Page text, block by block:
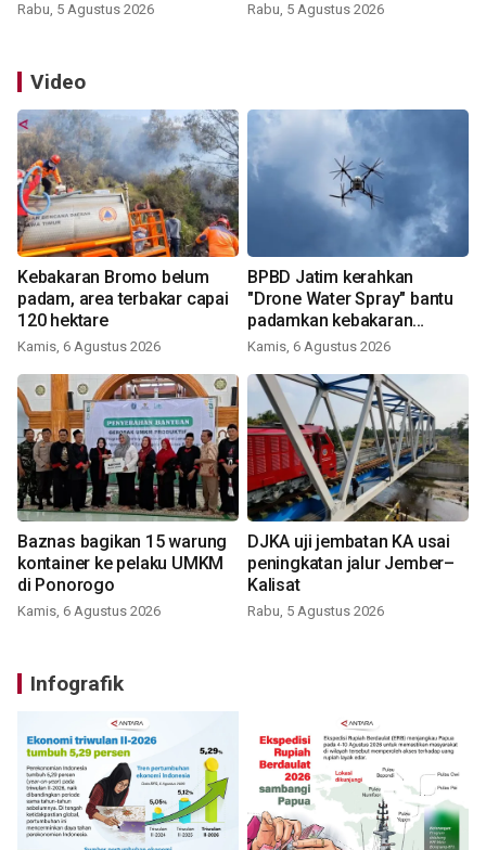
Rabu, 5 Agustus 2026 Rabu, 5 Agustus 2026
Video
Kebakaran Bromo belum
padam, area terbakar capai
120 hektare
Kamis, 6 Agustus 2026
BPBD Jatim kerahkan
"Drone Water Spray" bantu
padamkan kebakaran
Bromo
Kamis, 6 Agustus 2026
Baznas bagikan 15 warung
kontainer ke pelaku UMKM
di Ponorogo
Kamis, 6 Agustus 2026
DJKA uji jembatan KA usai
peningkatan jalur Jember–
Kalisat
Rabu, 5 Agustus 2026
Infografik